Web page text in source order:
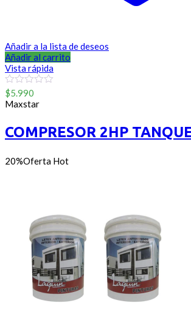
Añadir a la lista de deseos
Añadir al carrito
Vista rápida
0
out
of
$5.990
Maxstar
COMPRESOR 2HP
20%Oferta Hot